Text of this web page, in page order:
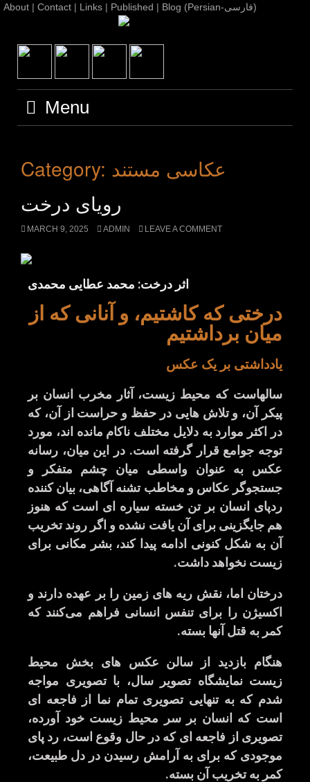
About | Contact | Links | Published | Blog (Persian-فارسی)
Menu
Category: عکاسی مستند
رویای درخت
MARCH 9, 2025 ADMIN LEAVE A COMMENT
اثر درخت: محمد عطایی محمدی
درختی که کاشتیم، و آنانی که از
میان برداشتیم
یادداشتی بر یک عکس
سالهاست که محیط زیست، آثار مخرب انسان بر
پیکر آن، و تلاش هایی در حفظ و حراست از آن، که
در اکثر موارد به دلایل مختلف ناکام مانده اند، مورد
توجه جوامع قرار گرفته است.در این میان، رسانه
عکس به عنوان واسطی میان چشم متفکر و
جستجوگر عکاس و مخاطب تشنه آگاهی، بیان کننده
ردپای انسان بر تن خسته سیاره ای است که هنوز
هم جایگزینی برای آن یافت نشده و اگر روند تخریب
آن به شکل کنونی ادامه پیدا کند، بشر مکانی برای
زیست نخواهد داشت.
درختان اما، نقش ریه های زمین را بر عهده دارند و
اکسیژن را برای تنفس انسانی فراهم می‌کنند که
کمر به قتل آنها بسته.
هنگام بازدید از سالن عکس های بخش محیط
زیست نمایشگاه تصویر سال، با تصویری مواجه
شدم که به تنهایی تصویری تمام نما از فاجعه ای
است که انسان بر سر محیط زیست خود آورده،
تصویری از فاجعه ای که در حال وقوع است، رد پای
موجودی که برای به آرامش رسیدن در دل طبیعت،
کمر به تخریب آن بسته.